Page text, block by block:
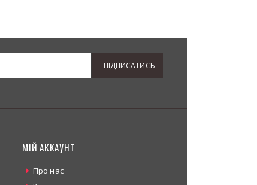
ПІДПИСАТИСЬ
МІЙ АККАУНТ
Про нас